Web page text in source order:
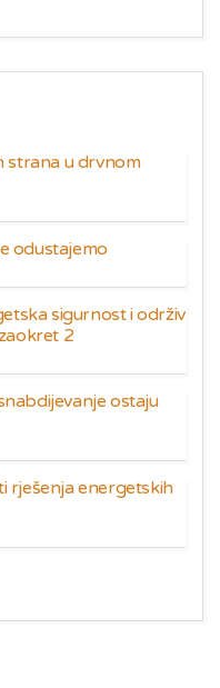
strana u drvnom
odustajemo
sigurnost i održiv
2
ostaju
rješenja energetskih